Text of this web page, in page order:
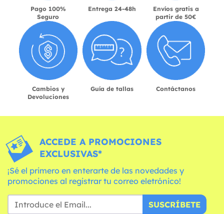
Pago 100%
Seguro
Entrega 24-48h
Envíos gratis a
partir de 50€
Cambios y
Devoluciones
Guía de tallas Contáctanos
ACCEDE A PROMOCIONES
EXCLUSIVAS*
¡Sé el primero en enterarte de las novedades y
promociones al registrar tu correo eletrónico!
SUSCRÍBETE